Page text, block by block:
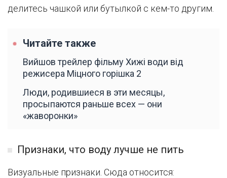
делитесь чашкой или бутылкой с кем-то другим.
Читайте также
Вийшов трейлер фільму Хижі води від
режисера Міцного горішка 2
Люди, родившиеся в эти месяцы,
просыпаются раньше всех — они
«жаворонки»
Признаки, что воду лучше не пить
Визуальные признаки. Сюда относится: